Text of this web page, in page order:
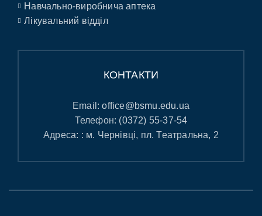
Навчально-виробнича аптека
Лікувальний відділ
КОНТАКТИ
Email:office@bsmu.edu.ua
Телефон: (0372) 55-37-54
Адреса: : м. Чернівці, пл. Театральна, 2